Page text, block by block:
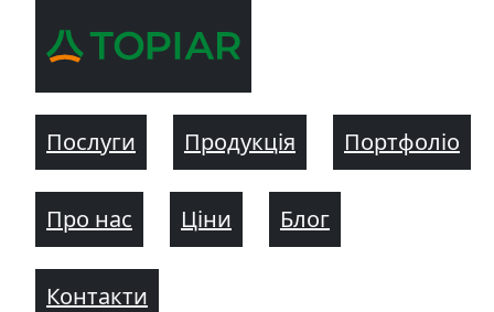
Послуги Продукція Портфоліо
Про нас Ціни Блог
Контакти